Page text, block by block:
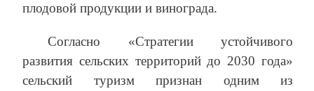
плодовой продукции и винограда.
Согласно «Стратегии устойчивого
развития сельских территорий до 2030 года»
сельский туризм признан одним из